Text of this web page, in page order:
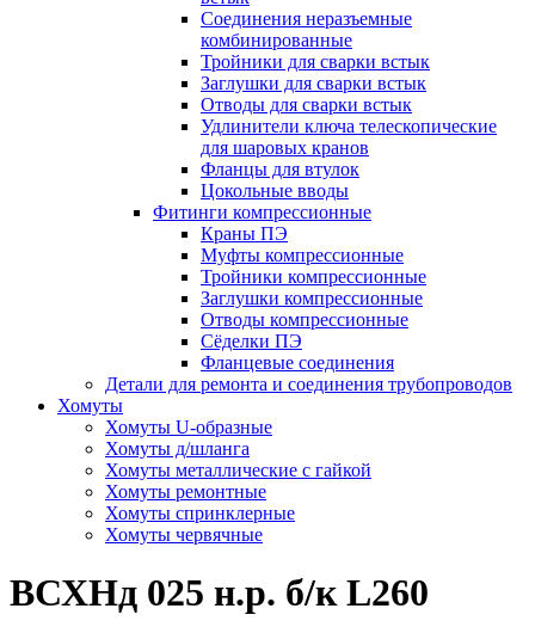
Соединения неразъемные
комбинированные
Тройники для сварки встык
Заглушки для сварки встык
Отводы для сварки встык
Удлинители ключа телескопические
для шаровых кранов
Фланцы для втулок
Цокольные вводы
Фитинги компрессионные
Краны ПЭ
Муфты компрессионные
Тройники компрессионные
Заглушки компрессионные
Отводы компрессионные
Сёделки ПЭ
Фланцевые соединения
Детали для ремонта и соединения трубопроводов
Хомуты
Хомуты U-образные
Хомуты д/шланга
Хомуты металлические с гайкой
Хомуты ремонтные
Хомуты спринклерные
Хомуты червячные
ВСХНд 025 н.р. б/к L260